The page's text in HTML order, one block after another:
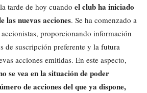
tarde de hoy cuando el club ha iniciado
las nuevas acciones. Se ha comenzado a
proporcionando información
de suscripción preferente y la futura
acciones emitidas. En este aspecto,
se vea en la situación de poder
de acciones del que ya dispone,